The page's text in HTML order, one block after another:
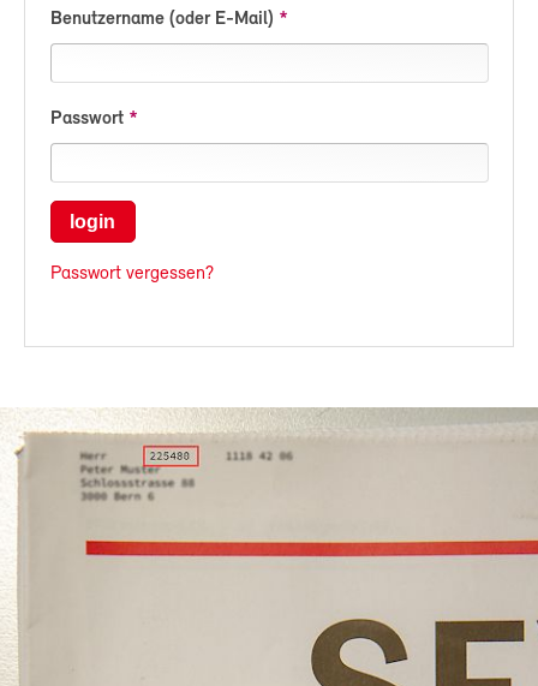
Benutzername (oder E-Mail)
Passwort
login
Passwort vergessen?